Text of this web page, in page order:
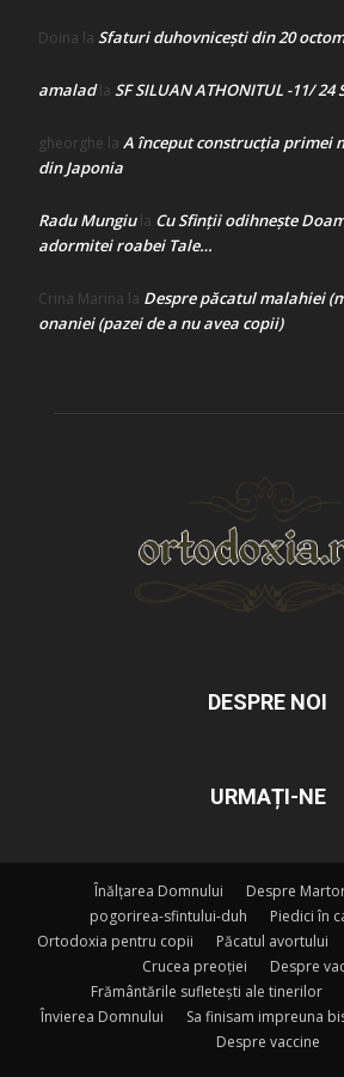
Doina la Sfaturi duhovnicești din 20
amaladla SF SILUAN ATHONITUL -11/ 24
gheorghe la A început construcţia primei
din Japonia
Radu Mungiula Cu Sfinții odihnește
adormitei roabei Tale…
Crina Marina la Despre păcatul malahiei
onaniei (pazei de a nu avea copii)
DESPRE NOI
URMAȚI-NE
Înălțarea Domnului
Despre
pogorirea-sfintului-duh
Piedici în
Ortodoxia pentru copii
Păcatul avortului
Crucea preoției
Despre
Frământările sufletești ale tinerilor
Învierea Domnului
Sa finisam impreuna
Despre vaccine